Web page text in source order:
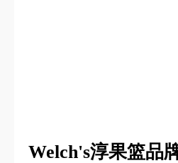
Welch's淳果篮品